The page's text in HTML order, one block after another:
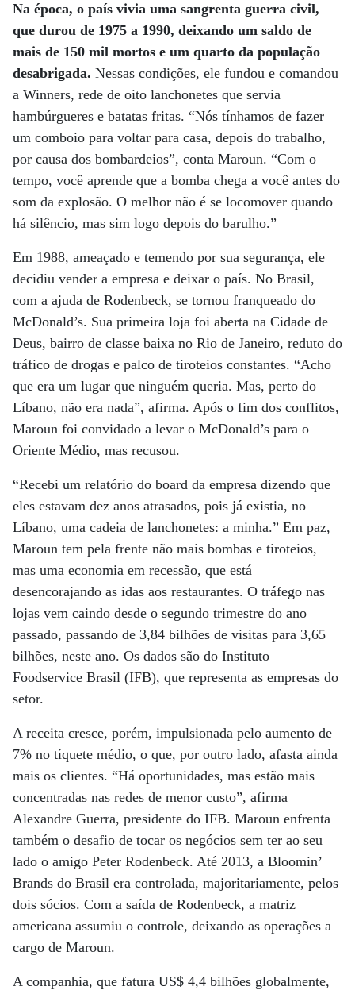
Na época, o país vivia uma sangrenta guerra civil,
que durou de 1975 a 1990, deixando um saldo de
mais de 150 mil mortos e um quarto da população
desabrigada. Nessas condições, ele fundou e comandou
a Winners, rede de oito lanchonetes que servia
hambúrgueres e batatas fritas. “Nós tínhamos de fazer
um comboio para voltar para casa, depois do trabalho,
por causa dos bombardeios”, conta Maroun. “Com o
tempo, você aprende que a bomba chega a você antes do
som da explosão. O melhor não é se locomover quando
há silêncio, mas sim logo depois do barulho.”
Em 1988, ameaçado e temendo por sua segurança, ele
decidiu vender a empresa e deixar o país. No Brasil,
com a ajuda de Rodenbeck, se tornou franqueado do
McDonald’s. Sua primeira loja foi aberta na Cidade de
Deus, bairro de classe baixa no Rio de Janeiro, reduto do
tráfico de drogas e palco de tiroteios constantes. “Acho
que era um lugar que ninguém queria. Mas, perto do
Líbano, não era nada”, afirma. Após o fim dos conflitos,
Maroun foi convidado a levar o McDonald’s para o
Oriente Médio, mas recusou.
“Recebi um relatório do board da empresa dizendo que
eles estavam dez anos atrasados, pois já existia, no
Líbano, uma cadeia de lanchonetes: a minha.” Em paz,
Maroun tem pela frente não mais bombas e tiroteios,
mas uma economia em recessão, que está
desencorajando as idas aos restaurantes. O tráfego nas
lojas vem caindo desde o segundo trimestre do ano
passado, passando de 3,84 bilhões de visitas para 3,65
bilhões, neste ano. Os dados são do Instituto
Foodservice Brasil (IFB), que representa as empresas do
setor.
A receita cresce, porém, impulsionada pelo aumento de
7% no tíquete médio, o que, por outro lado, afasta ainda
mais os clientes. “Há oportunidades, mas estão mais
concentradas nas redes de menor custo”, afirma
Alexandre Guerra, presidente do IFB. Maroun enfrenta
também o desafio de tocar os negócios sem ter ao seu
lado o amigo Peter Rodenbeck. Até 2013, a Bloomin’
Brands do Brasil era controlada, majoritariamente, pelos
dois sócios. Com a saída de Rodenbeck, a matriz
americana assumiu o controle, deixando as operações a
cargo de Maroun.
A companhia, que fatura US$ 4,4 bilhões globalmente,